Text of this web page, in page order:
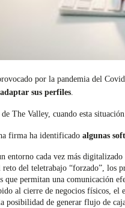
por la pandemia del
sus perfiles
The Valley, cuando esta
firma ha identificado algunas
entorno cada vez más
del teletrabajo “forzado”, los
que permitan una comunicación
al cierre de negocios físicos, el
posibilidad de generar flujo de caja